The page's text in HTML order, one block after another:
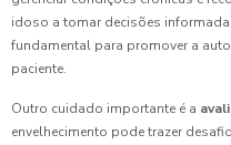
idoso a tomar decisões
fundamental para promover a
paciente.
Outro cuidado importante é a
envelhecimento pode trazer